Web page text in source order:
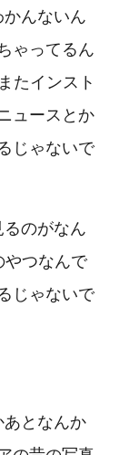
んないん
ゃってるん
たインスト
ュースとか
じゃないで
のがなん
つなんで
じゃないで
となんか